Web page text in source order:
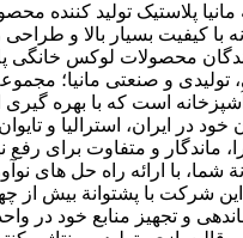
مانیا پلاستیک تولید کننده
با کیفیت بسیار بالا و طراحی
محصولات لوکس خانگی
و صنعتی مانیا؛ مجموعۀ
است که با بهره
خود در ایران، استرالیا و
ماندگار و متفاوت برای رفع
شما، با ارائه راه حل های
این شرکت با پشتوانة بیش از
و تجهیز منابع خود در